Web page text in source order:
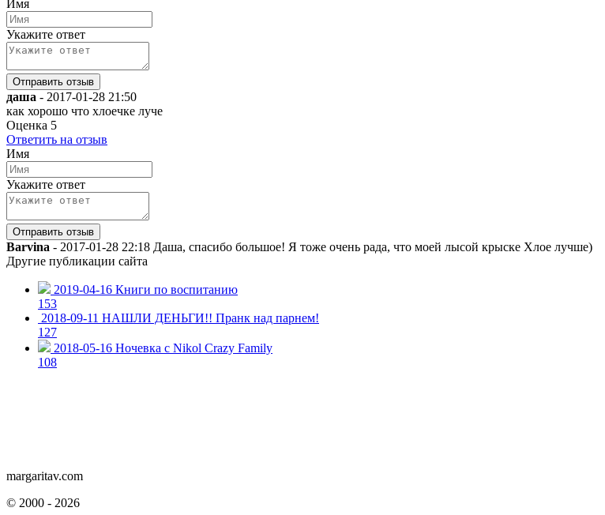
Имя
Укажите ответ
даша - 2017-01-28 21:50
как хорошо что хлоечке луче
Оценка 5
Ответить на отзыв
Имя
Укажите ответ
Barvina - 2017-01-28 22:18 Даша, спасибо большое! Я тоже очень рада, что моей лысой крыске Хлое лучше)
Другие публикации сайта
2019-04-16 Книги по воспитанию
153
2018-09-11 НАШЛИ ДЕНЬГИ!! Пранк над парнем!
127
2018-05-16 Ночевка с Nikol Crazy Family
108
margaritav.com
© 2000 - 2026